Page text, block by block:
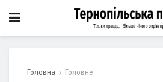
Головна Головне